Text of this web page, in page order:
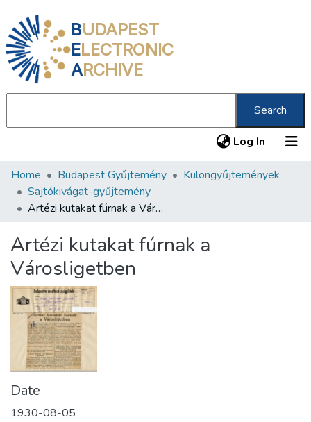
BUDAPEST
ELECTRONIC
ARCHIVE
Search
Log In (current)
Communities & Collections
All of DSpace
About us
Home Budapest Gyűjtemény
Különgyűjtemények
Sajtókivágat-gyűjtemény
Artézi kutakat fúrnak a Városligetben
Artézi kutakat fúrnak a
Városligetben
Date
1930-08-05